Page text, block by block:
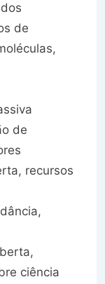
de
de
recursos
ciência